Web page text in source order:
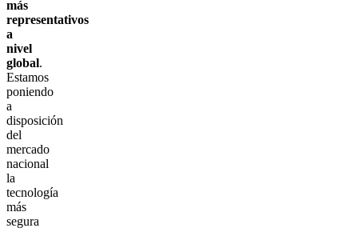
más
representativos
a
nivel
global.
Estamos
poniendo
a
disposición
del
mercado
nacional
la
tecnología
más
segura